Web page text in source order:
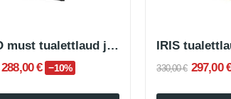
DAMO must tualettlaud jalatoega
288,00 € −10%
IRIS
330,00 € 297,00